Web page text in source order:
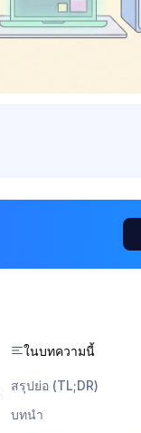
ในบทความนี้
สรุปย่อ (TL;DR)
บทนำ